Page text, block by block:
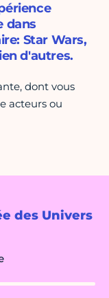
des Univers
dans
Star Wars,
d'autres.
dont vous
acteurs ou